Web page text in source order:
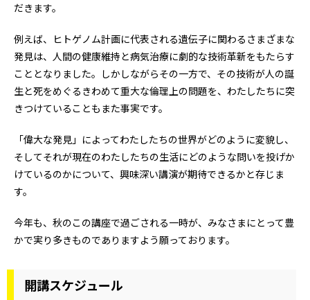
だきます。
例えば、ヒトゲノム計画に代表される遺伝子に関わるさまざまな
発見は、人間の健康維持と病気治療に劇的な技術革新をもたらす
こととなりました。しかしながらその一方で、その技術が人の誕
生と死をめぐるきわめて重大な倫理上の問題を、わたしたちに突
きつけていることもまた事実です。
「偉大な発見」によってわたしたちの世界がどのように変貌し、
そしてそれが現在のわたしたちの生活にどのような問いを投げか
けているのかについて、興味深い講演が期待できるかと存じま
す。
今年も、秋のこの講座で過ごされる一時が、みなさまにとって豊
かで実り多きものでありますよう願っております。
開講スケジュール